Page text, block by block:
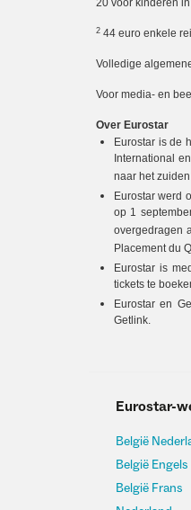
20 voor kinderen
2 44 euro enkele
Volledige
Voor media- en
Over Eurostar
Eurostar is de
International
naar het
Eurostar werd
op 1
overgedragen
Placement du
Eurostar is
tickets te
Eurostar en
Getlink.
Eurostar-
België
België Engels
België Frans